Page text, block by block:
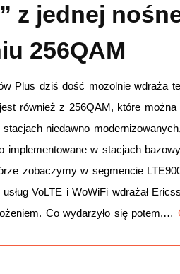
z jednej
256QAM
Plus dziś dość mozolnie wdraża
również z 256QAM, które
niedawno
implementowane w stacjach
zobaczymy w segmencie
VoLTE i WoWiFi wdrażał
Co wydarzyło się potem,…